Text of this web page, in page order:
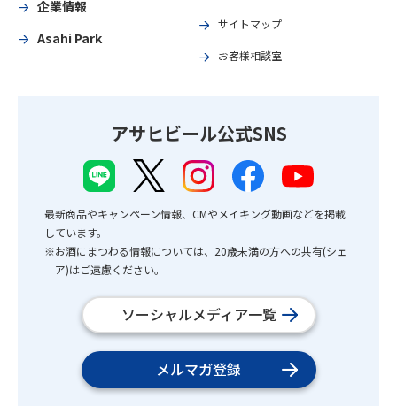
企業情報
Asahi Park
サイトマップ
お客様相談室
アサヒビール公式SNS
最新商品やキャンペーン情報、CMやメイキング動画などを掲載
しています。
※お酒にまつわる情報については、20歳未満の方への共有(シェ
ア)はご遠慮ください。
ソーシャルメディア一覧
メルマガ登録